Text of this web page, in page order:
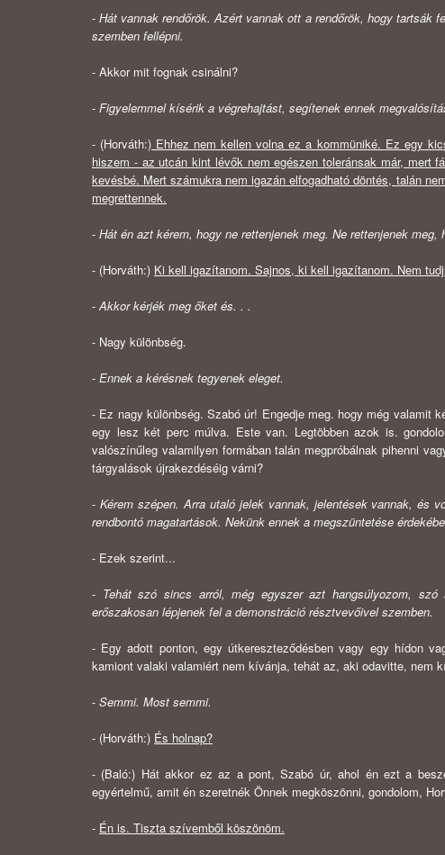
-Hát vannak rendőrök. Azért vannak ott a rendőrök, hogy tartsák
szem­ben fellépni.
- Akkor mit fognak csinálni?
- Figyelemmel kísérik a végrehajtást, segítenek ennek
- (Horváth:) Ehhez nem kellen volna ez a kommüniké. Ez egy
hiszem - az utcán kint lévők nem egészen toleránsak már, mert
kevésbé. Mert számukra nem igazán elfogadható döntés, talán
megrettennek.
- Hát én azt kérem, hogy ne rettenjenek meg. Ne rettenjenek
- (Horváth:) Ki kell igazítanom. Sajnos, ki kell igazítanom. Nem
-Akkor kérjék meg őket és. . .
- Nagy különbség.
- Ennek a kérésnek tegyenek eleget.
- Ez nagy különbség. Szabó úr! Engedje meg. hogy még valamit
egy lesz két perc múlva. Este van. Legtöbben azok is.
valószínűleg valamilyen formában talán megpróbálnak pihenni
tárgyalások újrakezdéséig várni?
- Kérem szépen. Arra utaló jelek vannak, jelentések vannak, és
rendbontó magatartások. Nekünk ennek a megszüntetése
- Ezek szerint...
- Tehát szó sincs arról, még egyszer azt hangsúlyozom,
erőszakosan lépje­nek fel a demonstráció résztvevőivel szemben.
- Egy adott ponton, egy útkereszteződésben vagy egy hídon
kamiont valaki valamiért nem kívánja, tehát az, aki odavitte, nem
- Semmi. Most semmi.
- (Horváth:) És holnap?
- (Baló:) Hát akkor ez az a pont, Szabó úr, ahol én ezt a
egyértelmű, amit én szeretnék Önnek megköszönni, gondolom,
- Én is. Tiszta szívemből köszönöm.